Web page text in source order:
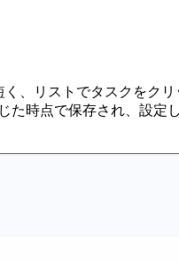
、リストでタスクをク
た時点で保存され、設定